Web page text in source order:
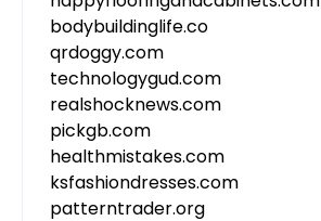
bodybuildinglife.co
qrdoggy.com
technologygud.com
realshocknews.com
pickgb.com
healthmistakes.com
ksfashiondresses.com
patterntrader.org